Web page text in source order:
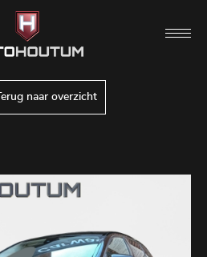
Terug naar overzicht